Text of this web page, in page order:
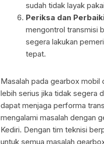
sudah tidak layak
Periksa dan
mengontrol transmisi
segera lakukan
tepat.
Masalah pada gearbox
lebih serius jika tidak segera
dapat menjaga performa
mengalami masalah dengan
Kediri. Dengan tim teknisi
untuk semua masalah